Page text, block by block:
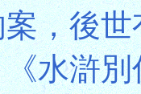
，後
水滸